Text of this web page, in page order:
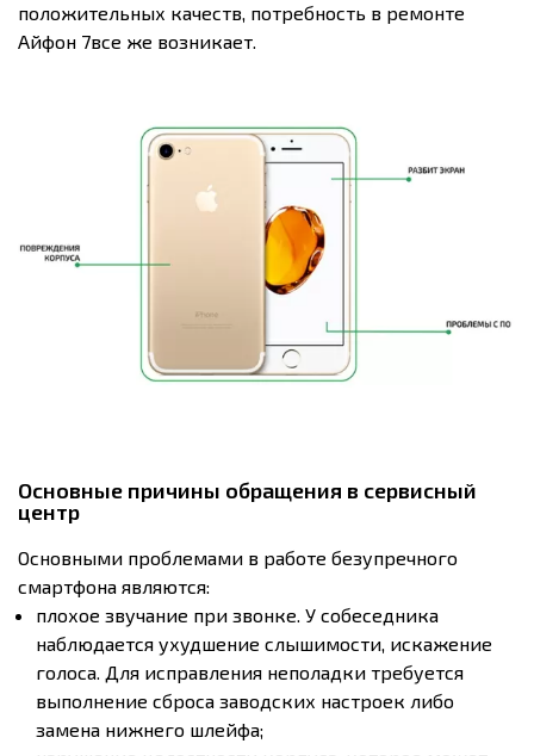
положительных качеств, потребность в ремонте
Айфон 7все же возникает.
Основные причины обращения в сервисный
центр
Основными проблемами в работе безупречного
смартфона являются:
плохое звучание при звонке. У собеседника
наблюдается ухудшение слышимости, искажение
голоса. Для исправления неполадки требуется
выполнение сброса заводских настроек либо
замена нижнего шлейфа;